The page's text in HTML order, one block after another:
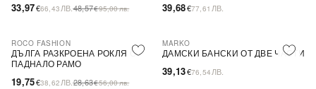
33,97€66,43 ЛВ.48,57€95,00лв. 39,68€77,61 ЛВ.
-31%
ROCO FASHION
ДЪЛГА РАЗКРОЕНА РОКЛЯ С
ПАДНАЛО РАМО
19,75€38,62 ЛВ.28,63€56,00лв.
MARKO
ДАМСКИ БАНСКИ ОТ ДВЕ ЧАСТИ
39,13€76,54 ЛВ.